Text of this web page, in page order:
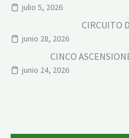
julio 5, 2026
CIRCUITO
junio 28, 2026
CINCO
junio 24, 2026